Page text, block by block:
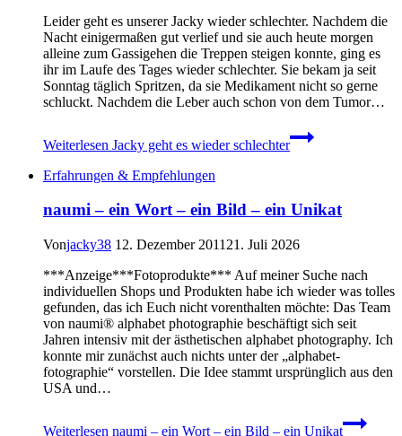
Leider geht es unserer Jacky wieder schlechter. Nachdem die
Nacht einigermaßen gut verlief und sie auch heute morgen
alleine zum Gassigehen die Treppen steigen konnte, ging es
ihr im Laufe des Tages wieder schlechter. Sie bekam ja seit
Sonntag täglich Spritzen, da sie Medikament nicht so gerne
schluckt. Nachdem die Leber auch schon von dem Tumor…
Weiterlesen Jacky geht es wieder schlechter
Erfahrungen & Empfehlungen
naumi – ein Wort – ein Bild – ein Unikat
Vonjacky38 12. Dezember 2011 21. Juli 2026
***Anzeige***Fotoprodukte*** Auf meiner Suche nach
individuellen Shops und Produkten habe ich wieder was tolles
gefunden, das ich Euch nicht vorenthalten möchte: Das Team
von naumi® alphabet photographie beschäftigt sich seit
Jahren intensiv mit der ästhetischen alphabet photography. Ich
konnte mir zunächst auch nichts unter der „alphabet-
fotographie“ vorstellen. Die Idee stammt ursprünglich aus den
USA und…
Weiterlesen naumi – ein Wort – ein Bild – ein Unikat